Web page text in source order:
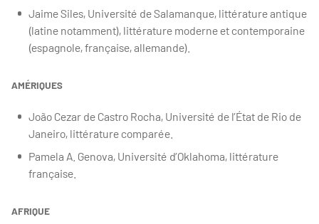
Jaime Siles, Université de Salamanque, littérature antique
(latine notamment), littérature moderne et contemporaine
(espagnole, française, allemande).
AMÉRIQUES
João Cezar de Castro Rocha, Université de l’État de Rio de
Janeiro, littérature comparée.
Pamela A. Genova, Université d’Oklahoma, littérature
française.
AFRIQUE